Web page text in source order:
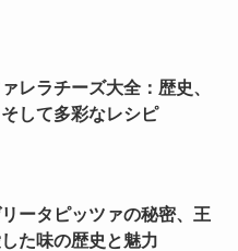
レラチーズ大全：歴史、
して多彩なレシピ
ータピッツァの秘密、王
た味の歴史と魅力